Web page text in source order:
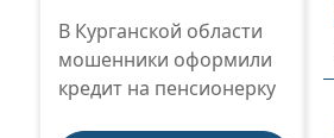
В Курганской области
мошенники оформили
кредит на пенсионерку